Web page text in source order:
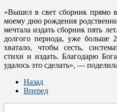
«Вышел в свет сборник прямо
моему дню рождения
мечтала издать сборник пять
долгого периода, уже больше
хватало, чтобы сесть,
стихи и издать. Благодарю
удалось это сделать», —
Назад
Вперед